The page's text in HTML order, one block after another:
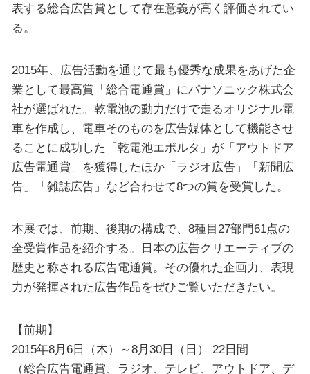
表する総合広告賞として存在意義が高く評価されてい
る。
2015年、広告活動を通じて最も優秀な成果をあげた企
業として最高賞「総合電通賞」にパナソニック株式会
社が選ばれた。乾電池の動力だけで走るオリジナル電
車を作成し、電車そのものを広告媒体として機能させ
ることに成功した「乾電池エボルタ」が「アウトドア
広告電通賞」を獲得したほか「ラジオ広告」「新聞広
告」「雑誌広告」など合わせて8つの賞を受賞した。
本展では、前期、後期の構成で、8種目27部門61点の
全受賞作品を紹介する。日本の広告クリエーティブの
歴史と称される広告電通賞。その優れた企画力、表現
力が発揮された広告作品をぜひご覧いただきたい。
【前期】
2015年8月6日（木）～8月30日（日） 22日間
（総合広告電通賞、ラジオ、テレビ、アウトドア、デ